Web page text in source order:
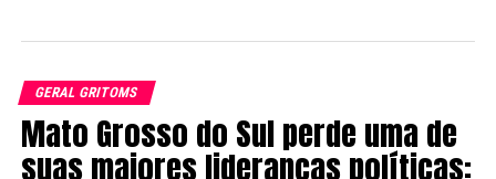
GERAL GRITOMS
Mato Grosso do Sul perde uma de
suas maiores lideranças políticas: